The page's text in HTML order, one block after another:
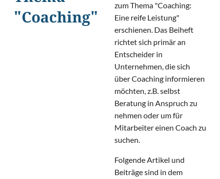
"Coaching"
zum Thema "Coaching:
Eine reife Leistung"
erschienen. Das Beiheft
richtet sich primär an
Entscheider in
Unternehmen, die sich
über Coaching informieren
möchten, z.B. selbst
Beratung in Anspruch zu
nehmen oder um für
Mitarbeiter einen Coach zu
suchen.
Folgende Artikel und
Beiträge sind in dem